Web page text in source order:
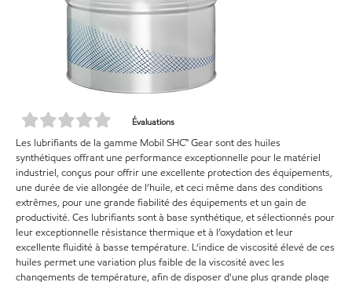
Évaluations
Les lubrifiants de la gamme Mobil SHC™ Gear sont des huiles
synthétiques offrant une performance exceptionnelle pour le matériel
industriel, conçus pour offrir une excellente protection des équipements,
une durée de vie allongée de l’huile, et ceci même dans des conditions
extrêmes, pour une grande fiabilité des équipements et un gain de
productivité. Ces lubrifiants sont à base synthétique, et sélectionnés pour
leur exceptionnelle résistance thermique et à l’oxydation et leur
excellente fluidité à basse température. L‘indice de viscosité élevé de ces
huiles permet une variation plus faible de la viscosité avec les
changements de température, afin de disposer d'une plus grande plage